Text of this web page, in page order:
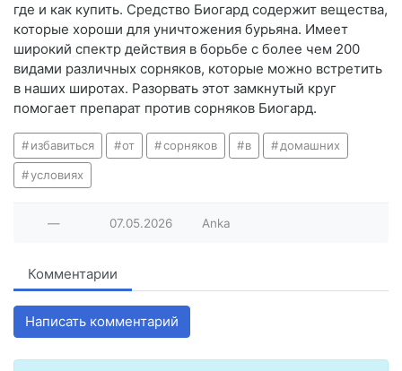
где и как купить. Средство Биогард содержит вещества,
которые хороши для уничтожения бурьяна. Имеет
широкий спектр действия в борьбе с более чем 200
видами различных сорняков, которые можно встретить
в наших широтах. Разорвать этот замкнутый круг
помогает препарат против сорняков Биогард.
избавиться от сорняков в домашних
условиях
— 07.05.2026 Anka
Комментарии
Написать комментарий